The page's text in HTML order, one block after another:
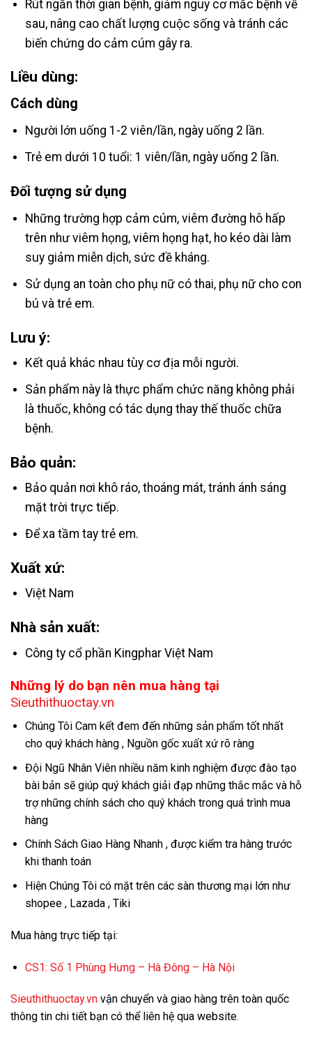
Rút ngắn thời gian bệnh, giảm nguy cơ mắc bệnh về
sau, nâng cao chất lượng cuộc sống và tránh các
biến chứng do cảm cúm gây ra.
Liều dùng:
Cách dùng
Người lớn uống 1-2 viên/lần, ngày uống 2 lần.
Trẻ em dưới 10 tuổi: 1 viên/lần, ngày uống 2 lần.
Đối tượng sử dụng
Những trường hợp cảm cúm, viêm đường hô hấp
trên như viêm họng, viêm họng hạt, ho kéo dài làm
suy giảm miễn dịch, sức đề kháng.
Sử dụng an toàn cho phụ nữ có thai, phụ nữ cho con
bú và trẻ em.
Lưu ý:
Kết quả khác nhau tùy cơ địa mỗi người.
Sản phẩm này là thực phẩm chức năng không phải
là thuốc, không có tác dụng thay thế thuốc chữa
bệnh.
Bảo quản:
Bảo quản nơi khô ráo, thoáng mát, tránh ánh sáng
mặt trời trực tiếp.
Để xa tầm tay trẻ em.
Xuất xứ:
Việt Nam
Nhà sản xuất:
Công ty cổ phần Kingphar Việt Nam
Những lý do bạn nên mua hàng tại
Sieuthithuoctay.vn
Chúng Tôi Cam kết đem đến những sản phẩm tốt nhất
cho quý khách hàng , Nguồn gốc xuất xứ rõ ràng
Đội Ngũ Nhân Viên nhiều năm kinh nghiệm được đào tạo
bài bản sẽ giúp quý khách giải đạp những thắc mắc và hỗ
trợ những chính sách cho quý khách trong quá trình mua
hàng
Chính Sách Giao Hàng Nhanh , được kiểm tra hàng trước
khi thanh toán
Hiện Chúng Tôi có mặt trên các sàn thương mại lớn như
shopee , Lazada , Tiki
Mua hàng trực tiếp tại:
CS1: Số 1 Phùng Hưng – Hà Đông – Hà Nội
Sieuthithuoctay.vn vận chuyển và giao hàng trên toàn quốc
thông tin chi tiết bạn có thể liên hệ qua website.